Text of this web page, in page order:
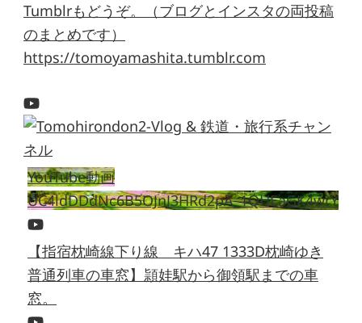
Tumblrもどうぞ。（ブログとインスタの両投稿
のまとめです）
https://tomoyamashita.tumblr.com
YouTube動画
UC4ldDDdNc6B5OJnJ3HRd2pA_1QHEaGK4wrY
【指宿枕崎線下り線 キハ47 1333D枕崎ゆき
普通列車の車窓】頴娃駅から御領駅までの車
窓。